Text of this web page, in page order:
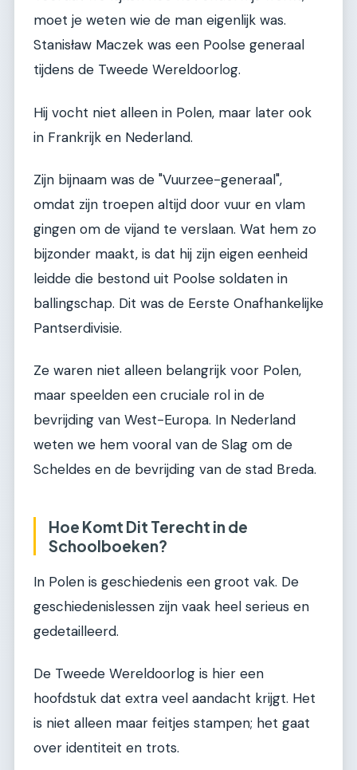
moet je weten wie de man eigenlijk was.
Stanisław Maczek was een Poolse generaal
tijdens de Tweede Wereldoorlog.
Hij vocht niet alleen in Polen, maar later ook
in Frankrijk en Nederland.
Zijn bijnaam was de "Vuurzee-generaal",
omdat zijn troepen altijd door vuur en vlam
gingen om de vijand te verslaan. Wat hem zo
bijzonder maakt, is dat hij zijn eigen eenheid
leidde die bestond uit Poolse soldaten in
ballingschap. Dit was de Eerste Onafhankelijke
Pantserdivisie.
Ze waren niet alleen belangrijk voor Polen,
maar speelden een cruciale rol in de
bevrijding van West-Europa. In Nederland
weten we hem vooral van de Slag om de
Scheldes en de bevrijding van de stad Breda.
Hoe Komt Dit Terecht in de
Schoolboeken?
In Polen is geschiedenis een groot vak. De
geschiedenislessen zijn vaak heel serieus en
gedetailleerd.
De Tweede Wereldoorlog is hier een
hoofdstuk dat extra veel aandacht krijgt. Het
is niet alleen maar feitjes stampen; het gaat
over identiteit en trots.